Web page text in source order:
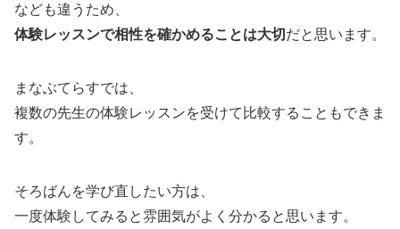
なども違うため、
体験レッスンで相性を確かめることは大切 だと思います。
まなぶてらすでは、
複数の先生の体験レッスンを受けて比較することもできま
す。
そろばんを学び直したい方は、
一度体験してみると雰囲気がよく分かると思います。